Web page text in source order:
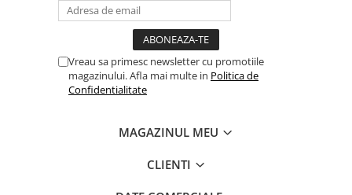
Vreau sa primesc newsletter cu promotiile
magazinului. Afla mai multe in Politica de
Confidentialitate
MAGAZINUL MEU
CLIENTI